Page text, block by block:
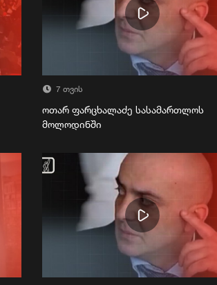
7 თვის
ოთარ ფარცხალაძე სასამართლოს
მოლოდინში